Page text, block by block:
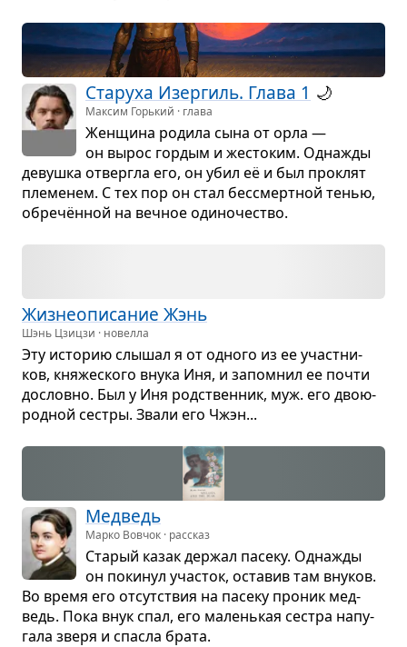
Ста­руха Изер­гиль. Глава 1 🌙
Максим Горький · глава
Жен­щина родила сына от орла —
он вырос гор­дым и жесто­ким. Одна­жды
девушка отвергла его, он убил её и был про­клят
пле­ме­нем. С тех пор он стал бес­смерт­ной тенью,
обречён­ной на веч­ное оди­но­че­ство.
Жиз­не­опи­са­ние Жэнь
Шэнь Цзицзи · новелла
Эту исто­рию слы­шал я от одного из ее участ­ни­
ков, кня­же­ского внука Иня, и запо­мнил ее почти
дословно. Был у Иня род­ствен­ник, муж. его дво­ю­
род­ной сестры. Звали его Чжэн...
Мед­ведь
Марко Вовчок · рассказ
Ста­рый казак дер­жал пасеку. Одна­жды
он поки­нул уча­сток, оста­вив там вну­ков.
Во время его отсут­ствия на пасеку про­ник мед­
ведь. Пока внук спал, его малень­кая сестра напу­
гала зверя и спа­сла брата.